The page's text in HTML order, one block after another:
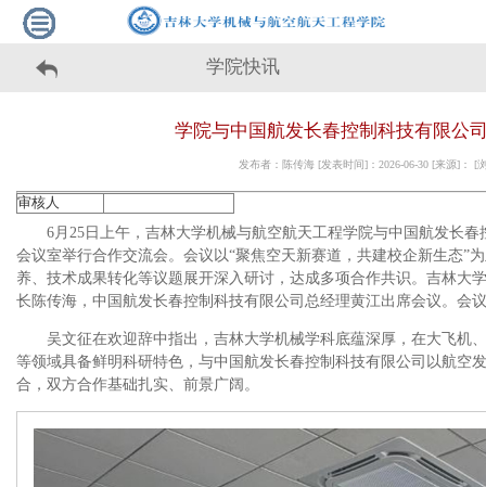
学院快讯
学院与中国航发长春控制科技有限公
发布者：陈传海 [发表时间]：2026-06-30 [来源]： [
审核人
6月25日上午，吉林大学机械与航空航天工程学院与中国航发长
会议室举行合作交流会。会议以“聚焦空天新赛道，共建校企新生态”
养、技术成果转化等议题展开深入研讨，达成多项合作共识。吉林大
长陈传海，中国航发长春控制科技有限公司总经理黄江出席会议。会
吴文征在欢迎辞中指出，吉林大学机械学科底蕴深厚，在大飞机
等领域具备鲜明科研特色，与中国航发长春控制科技有限公司以航空
合，双方合作基础扎实、前景广阔。